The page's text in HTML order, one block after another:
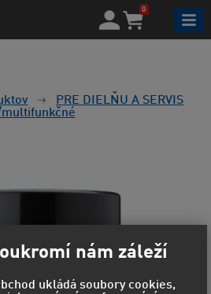
0
PRE DIELŇU A SERVIS
nám záleží
ukládá soubory cookies,